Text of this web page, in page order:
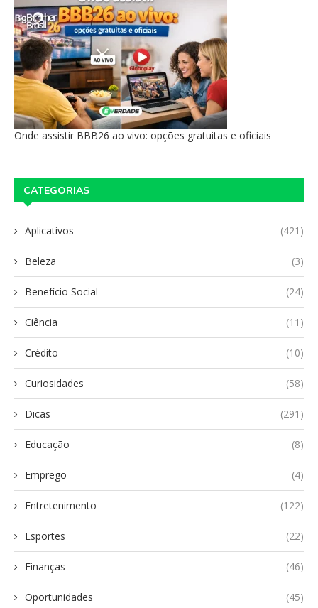
Onde assistir BBB26 ao vivo: opções gratuitas e oficiais
CATEGORIAS
Aplicativos (421)
Beleza (3)
Benefício Social (24)
Ciência (11)
Crédito (10)
Curiosidades (58)
Dicas (291)
Educação (8)
Emprego (4)
Entretenimento (122)
Esportes (22)
Finanças (46)
Oportunidades (45)